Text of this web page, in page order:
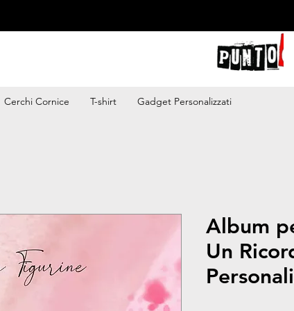
Cerchi Cornice T-shirt Gadget Personalizzati
Album
Un